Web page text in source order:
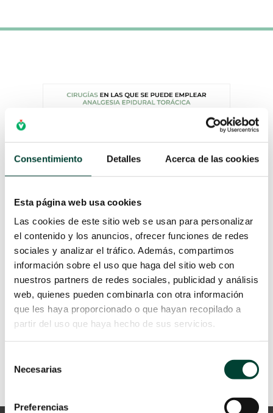
Consentimiento Detalles Acerca de las cookies
Esta página web usa cookies
Las cookies de este sitio web se usan para personalizar
el contenido y los anuncios, ofrecer funciones de redes
sociales y analizar el tráfico. Además, compartimos
información sobre el uso que haga del sitio web con
nuestros partners de redes sociales, publicidad y análisis
web, quienes pueden combinarla con otra información
que les haya proporcionado o que hayan recopilado a
partir del uso que haya hecho de sus servicios.
Necesarias
Preferencias
CIRUGÍAS EN LAS QUE
EMPLEAR ANALGESIA
EPIDURAL TORÁCICA
porAntía Pineiro | 11 Mar 2024
LEER MÁS